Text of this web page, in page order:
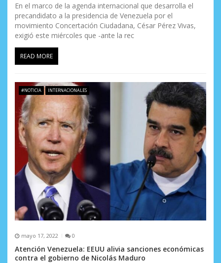
En el marco de la agenda internacional que desarrolla el
precandidato a la presidencia de Venezuela por el
movimiento Concertación Ciudadana, César Pérez Vivas,
exigió este miércoles que -ante la rec
READ MORE
#NOTICIA INTERNACIONALES
mayo 17, 2022 0
Atención Venezuela: EEUU alivia sanciones económicas
contra el gobierno de Nicolás Maduro